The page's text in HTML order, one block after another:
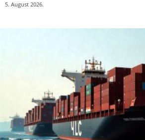
5. August 2026.